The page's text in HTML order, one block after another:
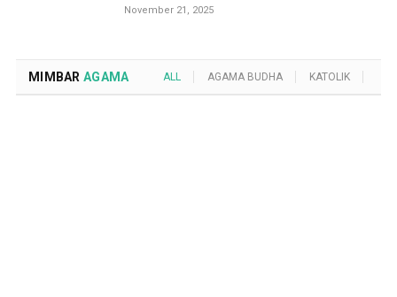
November 21, 2025
MIMBAR AGAMA ALL AGAMA BUDHA KATOLIK